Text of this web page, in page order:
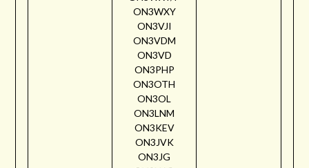
ON3WXY
ON3VJI
ON3VDM
ON3VD
ON3PHP
ON3OTH
ON3OL
ON3LNM
ON3KEV
ON3JVK
ON3JG